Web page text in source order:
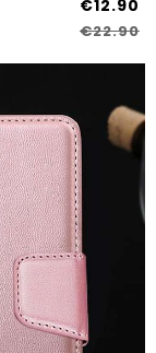
€12.90
€22.90